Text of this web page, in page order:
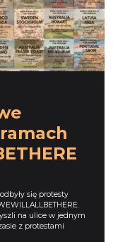
się protesty
na ulice w jednym
z protestami